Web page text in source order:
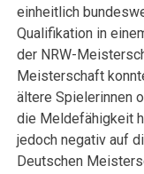
einheitlich
Qualifikation in
der NRW-
Meisterschaft
ältere Spielerinnen
die Meldefähigkeit
jedoch negativ auf
Deutschen